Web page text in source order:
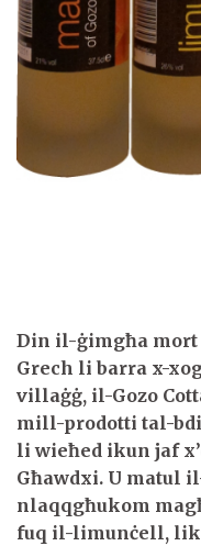
Din il-ġimgħa mort
Grech li barra x-
villaġġ, il-Gozo
mill-prodotti tal-
li wieħed ikun jaf
Għawdxi. U matul
nlaqqgħukom
fuq il-limunċell,